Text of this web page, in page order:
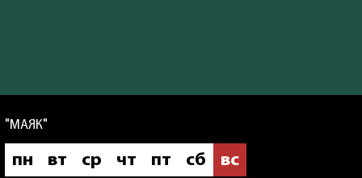
"МАЯК"
пн вт ср чт пт сб вс